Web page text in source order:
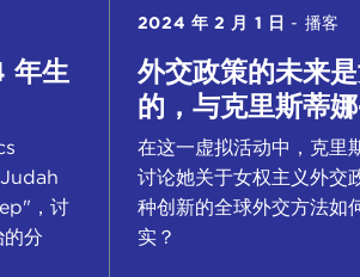
年生
，讨
分
2024 年 2 月 1 日 - 播客
外交政策的未来
的，与克里斯蒂
在这一虚拟活动中，克里
讨论她关于女权主义外交
种创新的全球外交方法如
实？